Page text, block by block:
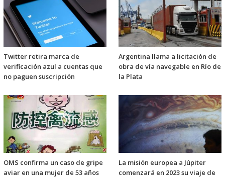
Twitter retira marca de
verificación azul a cuentas que
no paguen suscripción
Argentina llama a licitación de
obra de vía navegable en Río de
la Plata
OMS confirma un caso de gripe
aviar en una mujer de 53 años
La misión europea a Júpiter
comenzará en 2023 su viaje de